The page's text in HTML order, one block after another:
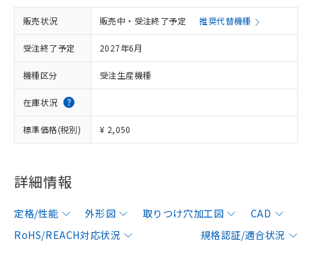
販売状況 販売中・受注終了予定 推奨代替機種
受注終了予定 2027年6月
機種区分 受注生産機種
在庫状況
標準価格(税別) ¥ 2,050
詳細情報
定格/性能 外形図 取りつけ穴加工図
CAD
RoHS/REACH対応状況
規格認証/適合状況